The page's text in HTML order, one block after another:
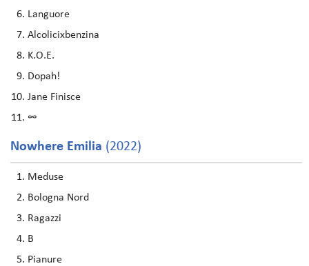
Languore
Alcolicixbenzina
K.O.E.
Dopah!
Jane Finisce
∞
Nowhere Emilia (2022)
Meduse
Bologna Nord
Ragazzi
B
Pianure